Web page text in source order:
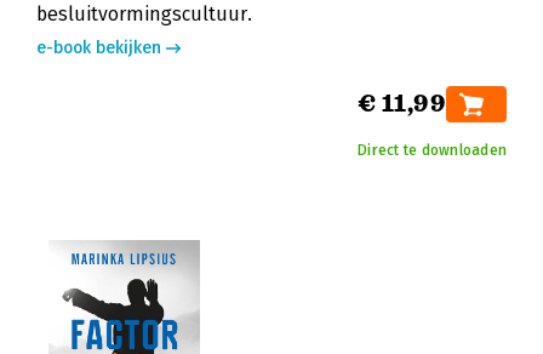
besluitvormingscultuur.
e-book bekijken
€ 11,99
Direct te downloaden